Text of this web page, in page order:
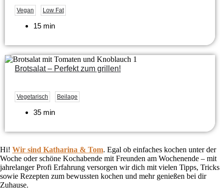
Vegan Low Fat
15 min
Brotsalat – Perfekt zum grillen!
Vegetarisch Beilage
35 min
Hi! Wir sind Katharina & Tom. Egal ob einfaches kochen unter der
Woche oder schöne Kochabende mit Freunden am Wochenende – mit
jahrelanger Profi Erfahrung versorgen wir dich mit vielen Tipps, Tricks
sowie Rezepten zum bewussten kochen und mehr genießen bei dir
Zuhause.